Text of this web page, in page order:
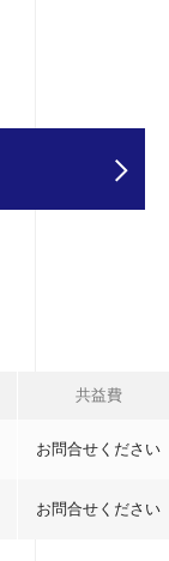
共益費
お問合せください
お問合せください